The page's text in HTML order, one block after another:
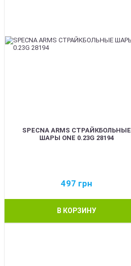
SPECNA ARMS СТРАЙКБОЛЬНЫЕ
ШАРЫ ONE 0.23G 28194
497 грн
В КОРЗИНУ